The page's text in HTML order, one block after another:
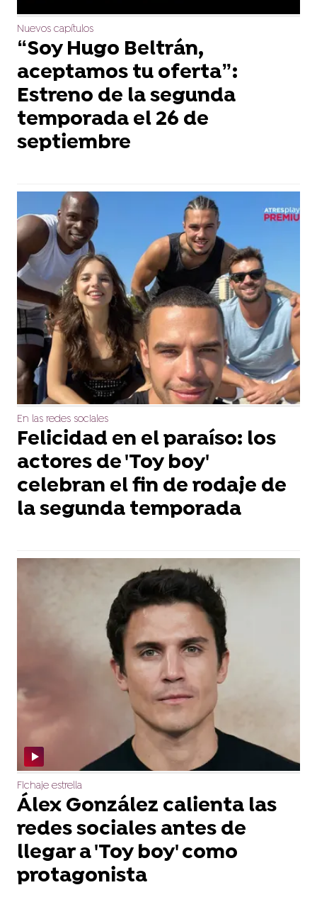
Nuevos capítulos
“Soy Hugo Beltrán,
aceptamos tu oferta”:
Estreno de la segunda
temporada el 26 de
septiembre
En las redes sociales
Felicidad en el paraíso: los
actores de 'Toy boy'
celebran el fin de rodaje de
la segunda temporada
Fichaje estrella
Álex González calienta las
redes sociales antes de
llegar a 'Toy boy' como
protagonista